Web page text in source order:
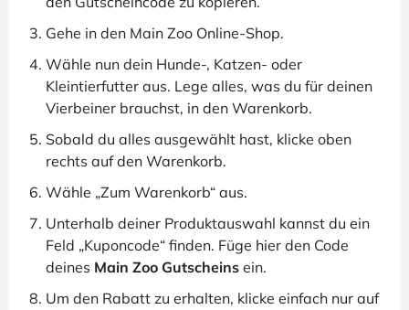
Gehe in den Main Zoo Online-Shop.
Wähle nun dein Hunde-, Katzen- oder
Kleintierfutter aus. Lege alles, was du für deinen
Vierbeiner brauchst, in den Warenkorb.
Sobald du alles ausgewählt hast, klicke oben
rechts auf den Warenkorb.
Wähle „Zum Warenkorb“ aus.
Unterhalb deiner Produktauswahl kannst du ein
Feld „Kuponcode“ finden. Füge hier den Code
deines Main Zoo Gutscheins ein.
Um den Rabatt zu erhalten, klicke einfach nur auf